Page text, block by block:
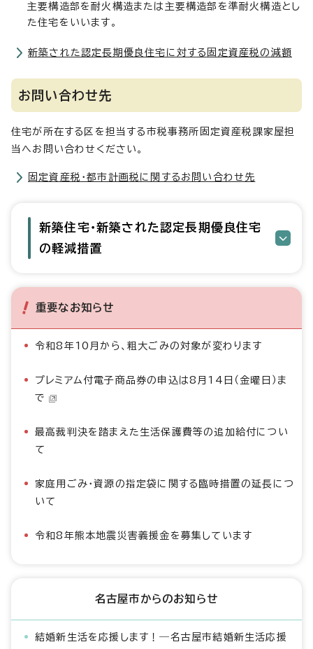
主要構造部を耐火構造または主要構造部を準耐火構造とし
た住宅をいいます。
新築された認定長期優良住宅に対する固定資産税の減額
お問い合わせ先
住宅が所在する区を担当する市税事務所固定資産税課家屋担
当へお問い合わせください。
固定資産税・都市計画税に関するお問い合わせ先
新築住宅・新築された認定長期優良住宅
の軽減措置
重要なお知らせ
令和8年10月から、粗大ごみの対象が変わります
プレミアム付電子商品券の申込は8月14日（金曜日）ま
で
最高裁判決を踏まえた生活保護費等の追加給付につい
て
家庭用ごみ・資源の指定袋に関する臨時措置の延長につ
いて
令和8年熊本地震災害義援金を募集しています
名古屋市からのお知らせ
結婚新生活を応援します！―名古屋市結婚新生活応援